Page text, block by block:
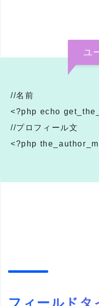
ユ
//名前
<?php echo
//プロフィール文
<?php
フィールドタ